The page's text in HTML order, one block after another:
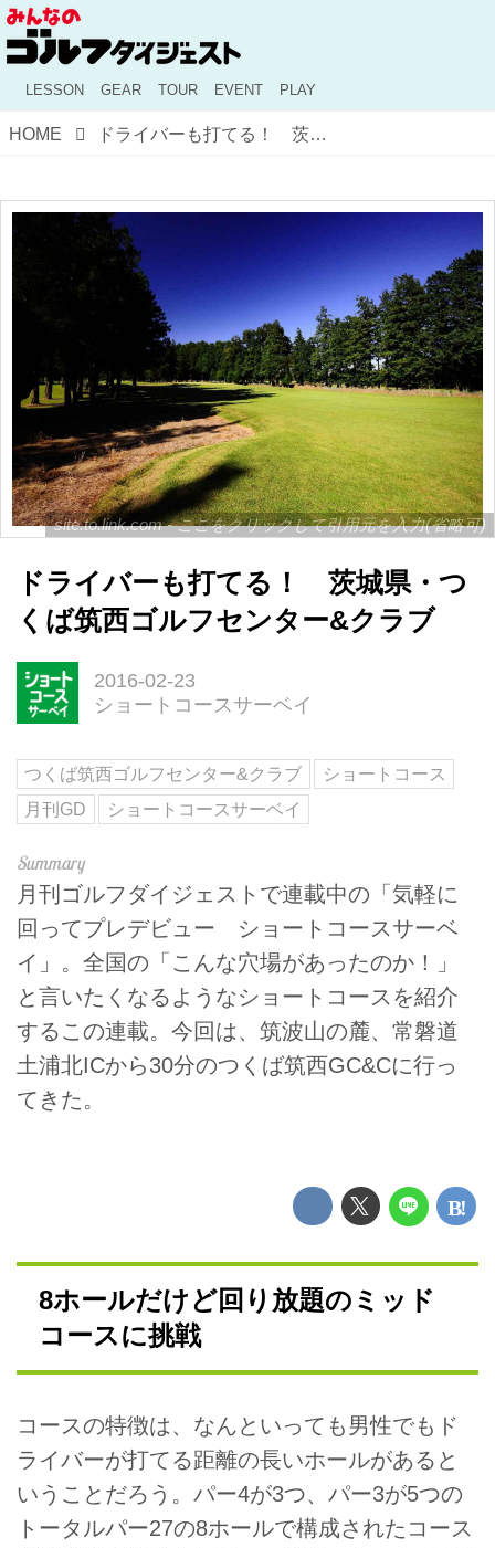
LESSON GEAR TOUR EVENT PLAY
HOME ドライバーも打てる！ 茨城県・つくば筑西ゴルフセンター&クラブ
site.to.link.com - ここをクリックして引用元を入力(省略可)
ドライバーも打てる！ 茨城県・つ
くば筑西ゴルフセンター&クラブ
2016-02-23
ショートコースサーベイ
つくば筑西ゴルフセンター&クラブ
ショートコース
月刊GD
ショートコースサーベイ
月刊ゴルフダイジェストで連載中の「気軽に
回ってプレデビュー ショートコースサーベ
イ」。全国の「こんな穴場があったのか！」
と言いたくなるようなショートコースを紹介
するこの連載。今回は、筑波山の麓、常磐道
土浦北ICから30分のつくば筑西GC&Cに行っ
てきた。
8ホールだけど回り放題のミッド
コースに挑戦
コースの特徴は、なんといっても男性でもド
ライバーが打てる距離の長いホールがあると
いうことだろう。パー4が3つ、パー3が5つの
トータルパー27の8ホールで構成されたコース